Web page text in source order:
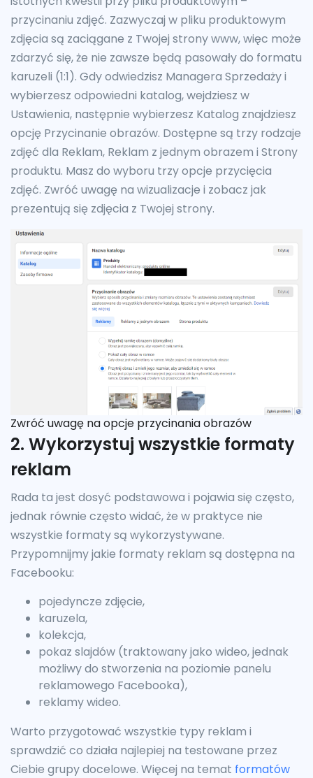
przycinaniu zdjęć. Zazwyczaj w pliku produktowym
zdjęcia są zaciągane z Twojej strony www, więc może
zdarzyć się, że nie zawsze będą pasowały do formatu
karuzeli (1:1). Gdy odwiedzisz Managera Sprzedaży i
wybierzesz odpowiedni katalog, wejdziesz w
Ustawienia, następnie wybierzesz Katalog znajdziesz
opcję Przycinanie obrazów. Dostępne są trzy rodzaje
zdjęć dla Reklam, Reklam z jednym obrazem i Strony
produktu. Masz do wyboru trzy opcje przycięcia
zdjęć. Zwróć uwagę na wizualizacje i zobacz jak
prezentują się zdjęcia z Twojej strony.
Zwróć uwagę na opcje przycinania obrazów
2. Wykorzystuj wszystkie formaty
reklam
Rada ta jest dosyć podstawowa i pojawia się często,
jednak równie często widać, że w praktyce nie
wszystkie formaty są wykorzystywane.
Przypomnijmy jakie formaty reklam są dostępna na
Facebooku:
pojedyncze zdjęcie,
karuzela,
kolekcja,
pokaz slajdów (traktowany jako wideo, jednak
możliwy do stworzenia na poziomie panelu
reklamowego Facebooka),
reklamy wideo.
Warto przygotować wszystkie typy reklam i
sprawdzić co działa najlepiej na testowane przez
Ciebie grupy docelowe. Więcej na temat formatów